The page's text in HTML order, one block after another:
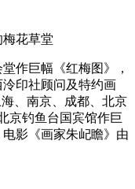
花草堂
作巨幅《红梅图》，
印社顾问及特约画
、南京、成都、北京
京钓鱼台国宾馆作巨
影《画家朱屺瞻》由